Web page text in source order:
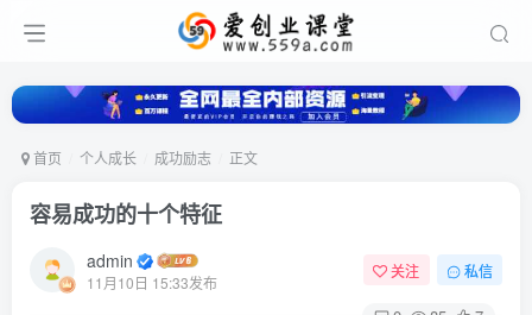
首页 个人成长 成功励志 正文
容易成功的十个特征
admin
11月10日 15:33发布
关注 私信